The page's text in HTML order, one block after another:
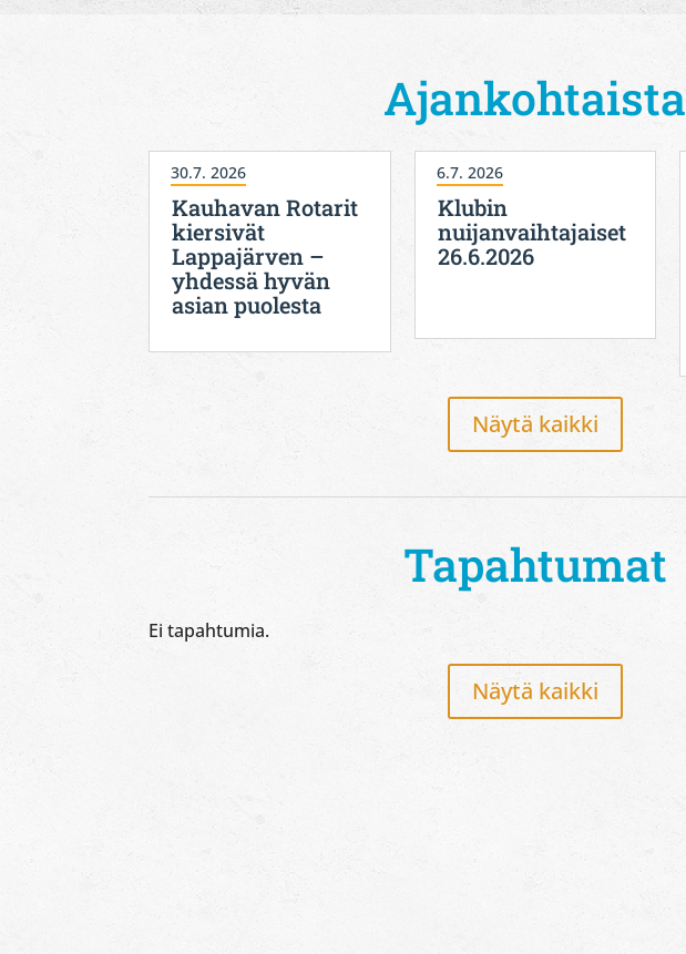
Ajankohtaista
Kauhavan Rotarit
kiersivät
Lappajärven –
yhdessä hyvän
asian puolesta
30.7. 2026
Klubin
nuijanvaihtajaiset
26.6.2026
6.7. 2026
Näytä kaikki
Tapahtumat
Ei tapahtumia.
Näytä kaikki